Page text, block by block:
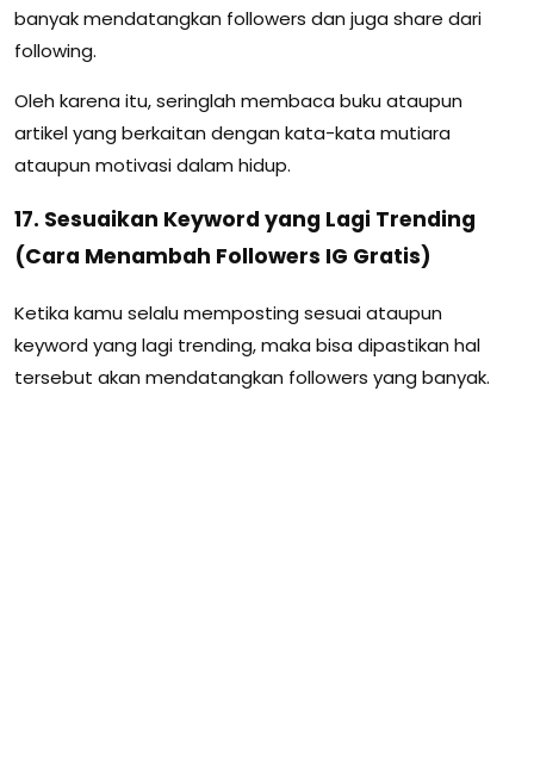
banyak mendatangkan followers dan juga share dari
following.
Oleh karena itu, seringlah membaca buku ataupun
artikel yang berkaitan dengan kata-kata mutiara
ataupun motivasi dalam hidup.
17. Sesuaikan Keyword yang Lagi Trending
(Cara Menambah Followers IG Gratis)
Ketika kamu selalu memposting sesuai ataupun
keyword yang lagi trending, maka bisa dipastikan hal
tersebut akan mendatangkan followers yang banyak.